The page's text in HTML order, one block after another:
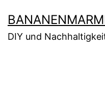
Inhalt
springen
DIY und